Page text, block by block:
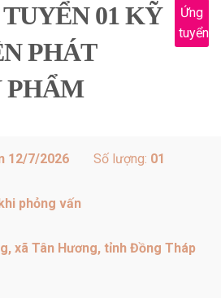
01 KỸ
PHÁT
PHẨM
Ứng
tuyển
12/7/2026 Số lượng: 01
phỏng vấn
xã Tân Hương, tỉnh Đồng Tháp